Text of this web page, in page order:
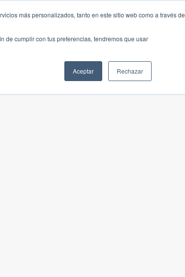
más personalizados, tanto en este sitio web como a través de
de cumplir con tus preferencias, tendremos que usar
Aceptar Rechazar